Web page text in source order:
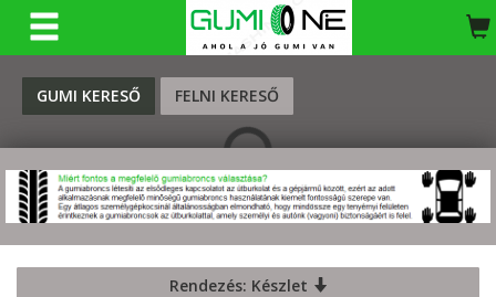
GUMI KERESŐ FELNI KERESŐ
KERESÉS
Rendezés: Készlet